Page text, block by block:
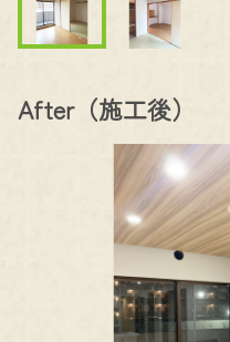
After（施工後）